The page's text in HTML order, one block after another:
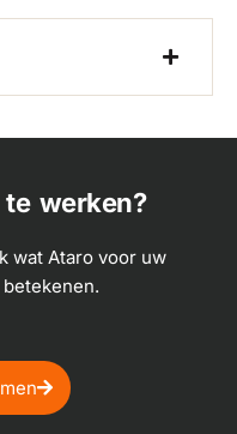
werken?
wat Ataro voor uw